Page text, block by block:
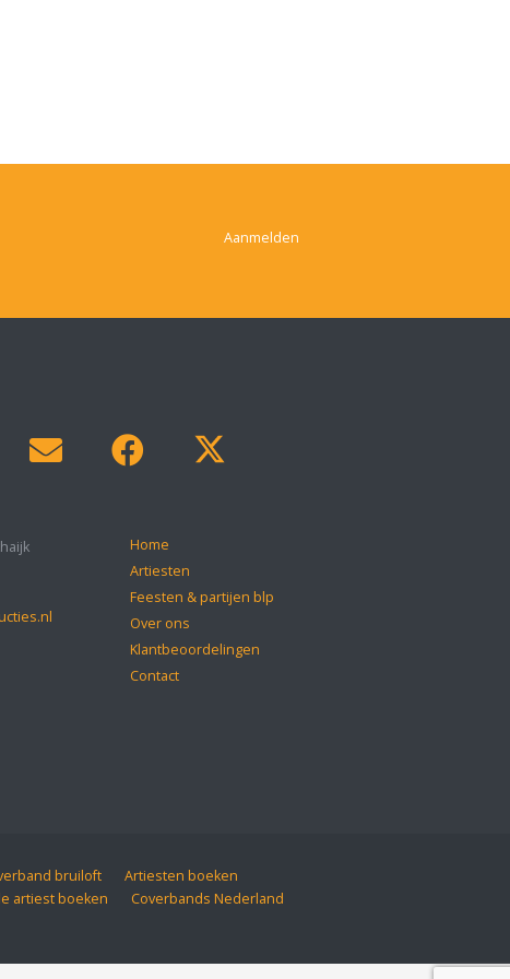
Aanmelden
Home
Artiesten
Feesten & partijen blp
Over ons
Klantbeoordelingen
Contact
bruiloft
Artiesten boeken
artiest boeken
Coverbands Nederland